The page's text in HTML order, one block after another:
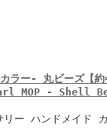
ラー- 丸ビーズ【約
MOP - Shell
リー ハンドメイド